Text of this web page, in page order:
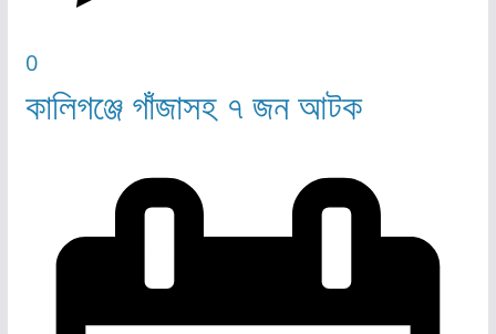
0
কালিগঞ্জে গাঁজাসহ ৭ জন আটক